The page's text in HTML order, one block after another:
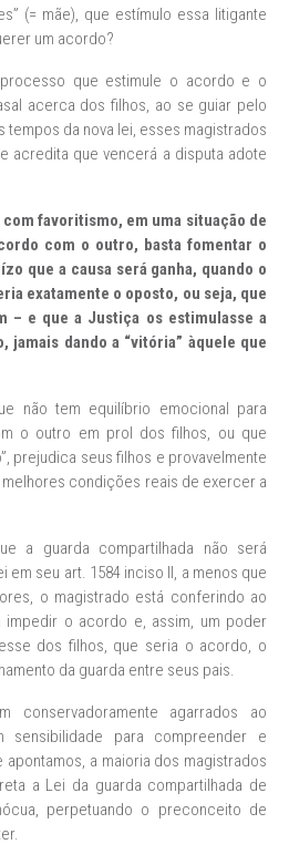
(= mãe), que estímulo essa litigante
um acordo?
que estimule o acordo e o
acerca dos filhos, ao se guiar pelo
tempos da nova lei, esses magistrados
acredita que vencerá a disputa adote
favoritismo, em uma situação de
com o outro, basta fomentar o
que a causa será ganha, quando o
exatamente o oposto, ou seja, que
– e que a Justiça os estimulasse a
jamais dando a “vitória” àquele que
não tem equilíbrio emocional para
o outro em prol dos filhos, ou que
prejudica seus filhos e provavelmente
condições reais de exercer a
a guarda compartilhada não será
seu art. 1584 inciso II, a menos que
o magistrado está conferindo ao
impedir o acordo e, assim, um poder
dos filhos, que seria o acordo, o
da guarda entre seus pais.
conservadoramente agarrados ao
sensibilidade para compreender e
a maioria dos magistrados
a Lei da guarda compartilhada de
perpetuando o preconceito de